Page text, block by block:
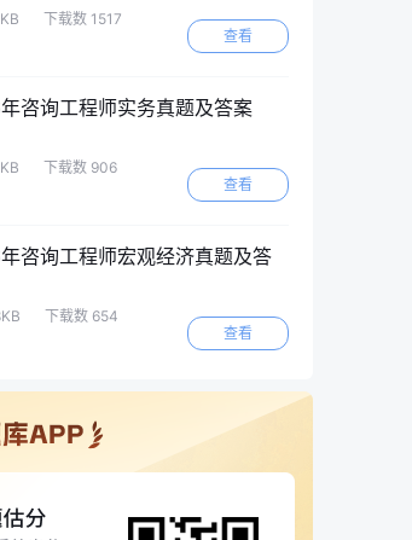
下载数 1517
查看
咨询工程师实务真题及答案
下载数 906
查看
咨询工程师宏观经济真题及答
下载数 654
查看